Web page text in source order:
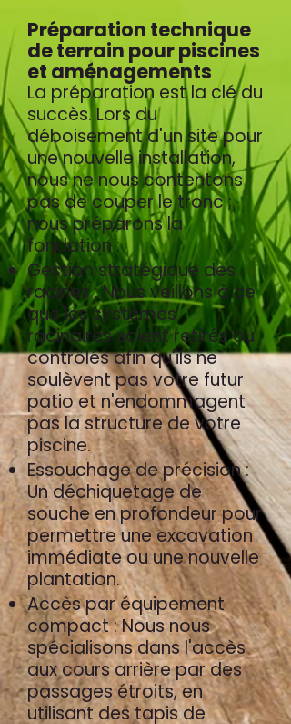
Préparation technique
de terrain pour piscines
et aménagements
La préparation est la clé du
succès. Lors du
déboisement d'un site pour
une nouvelle installation,
nous ne nous contentons
pas de couper le tronc ;
nous préparons la
fondation :
Gestion stratégique des
racines : Nous veillons à ce
que les systèmes
racinaires soient retirés ou
contrôlés afin qu'ils ne
soulèvent pas votre futur
patio et n'endommagent
pas la structure de votre
piscine.
Essouchage de précision :
Un déchiquetage de
souche en profondeur pour
permettre une excavation
immédiate ou une nouvelle
plantation.
Accès par équipement
compact : Nous nous
spécialisons dans l'accès
aux cours arrière par des
passages étroits, en
utilisant des tapis de